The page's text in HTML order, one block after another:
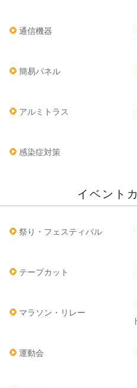
通信機器
簡易パネル
アルミトラス
感染症対策
イベント
祭り・フェスティバル
テープカット
マラソン・リレー
運動会